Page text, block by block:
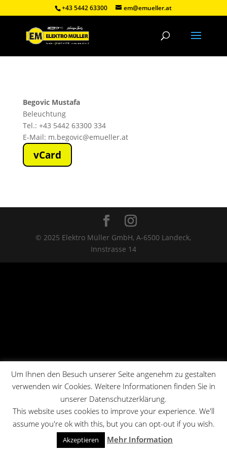
+43 5442 63300 em@emueller.at
Begovic Mustafa
Beleuchtung
Tel.: +43 5442 63300 334
E-Mail: m.begovic@emueller.at
vCard
© 2025 Elektro Müller GmbH, A-6500 Landeck,
Innstrasse 14
Um Ihnen den Besuch unserer Seite angenehm zu gestalten
verwenden wir Cookies. Weitere Informationen finden Sie in
unserer Datenschutzerklärung.
This website uses cookies to improve your experience. We'll
assume you're ok with this, but you can opt-out if you wish.
Akzeptieren Mehr Information